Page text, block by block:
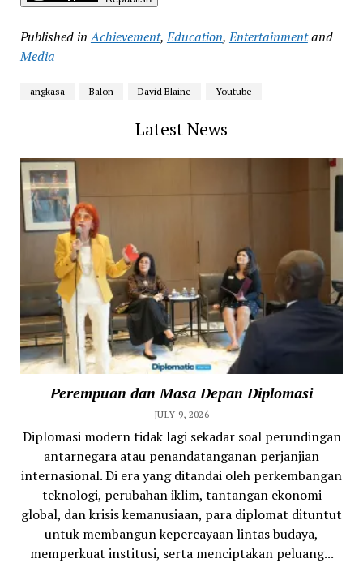
Published in Achievement,Education,Entertainmentand
Media
angkasa Balon David Blaine Youtube
Latest News
Perempuan dan Masa Depan Diplomasi
JULY 9, 2026
Diplomasi modern tidak lagi sekadar soal perundingan
antarnegara atau penandatanganan perjanjian
internasional. Di era yang ditandai oleh perkembangan
teknologi, perubahan iklim, tantangan ekonomi
global, dan krisis kemanusiaan, para diplomat dituntut
untuk membangun kepercayaan lintas budaya,
memperkuat institusi, serta menciptakan peluang...